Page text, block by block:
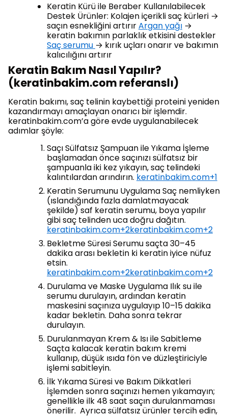
Keratin Kürü ile Beraber Kullanılabilecek
Destek Ürünler: Kolajen içerikli saç kürleri →
saçın esnekliğini artırırArgan yağı →
keratin bakımın parlaklık etkisini destekler
Saç serumu → kırık uçları onarır ve bakımın
kalıcılığını artırır
Keratin Bakım Nasıl Yapılır?
(keratinbakim.com referanslı)
Keratin bakımı, saç telinin kaybettiği proteini yeniden
kazandırmayı amaçlayan onarıcı bir işlemdir.
keratinbakim.com’a göre evde uygulanabilecek
adımlar şöyle:
Saçı Sülfatsız Şampuan ile Yıkama İşleme
başlamadan önce saçınızı sülfatsız bir
şampuanla iki kez yıkayın, saç telindeki
kalıntılardan arındırın. keratinbakim.com+1
Keratin Serumunu Uygulama Saç nemliyken
(ıslandığında fazla damlatmayacak
şekilde) saf keratin serumu, boya yapılır
gibi saç telinden uca doğru dağıtın.
keratinbakim.com+2keratinbakim.com+2
Bekletme Süresi Serumu saçta 30–45
dakika arası bekletin ki keratin iyice nüfuz
etsin.
keratinbakim.com+2keratinbakim.com+2
Durulama ve Maske Uygulama Ilık su ile
serumu durulayın, ardından keratin
maskesini saçınıza uygulayıp 10–15 dakika
kadar bekletin. Daha sonra tekrar
durulayın.
Durulanmayan Krem & Isı ile Sabitleme
Saçta kalacak keratin bakım kremi
kullanıp, düşük ısıda fön ve düzleştiriciyle
işlemi sabitleyin.
İlk Yıkama Süresi ve Bakım Dikkatleri
İşlemden sonra saçınızı hemen yıkamayın;
genellikle ilk 48 saat saçın durulanmaması
önerilir. Ayrıca sülfatsız ürünler tercih edin,